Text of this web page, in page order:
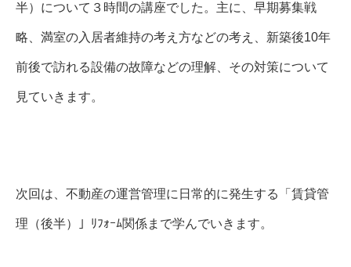
半）について３時間の講座でした。主に、早期募集戦
略、満室の入居者維持の考え方などの考え、新築後10年
前後で訪れる設備の故障などの理解、その対策について
見ていきます。
次回は、不動産の運営管理に日常的に発生する「賃貸管
理（後半）」ﾘﾌｫｰﾑ関係まで学んでいきます。